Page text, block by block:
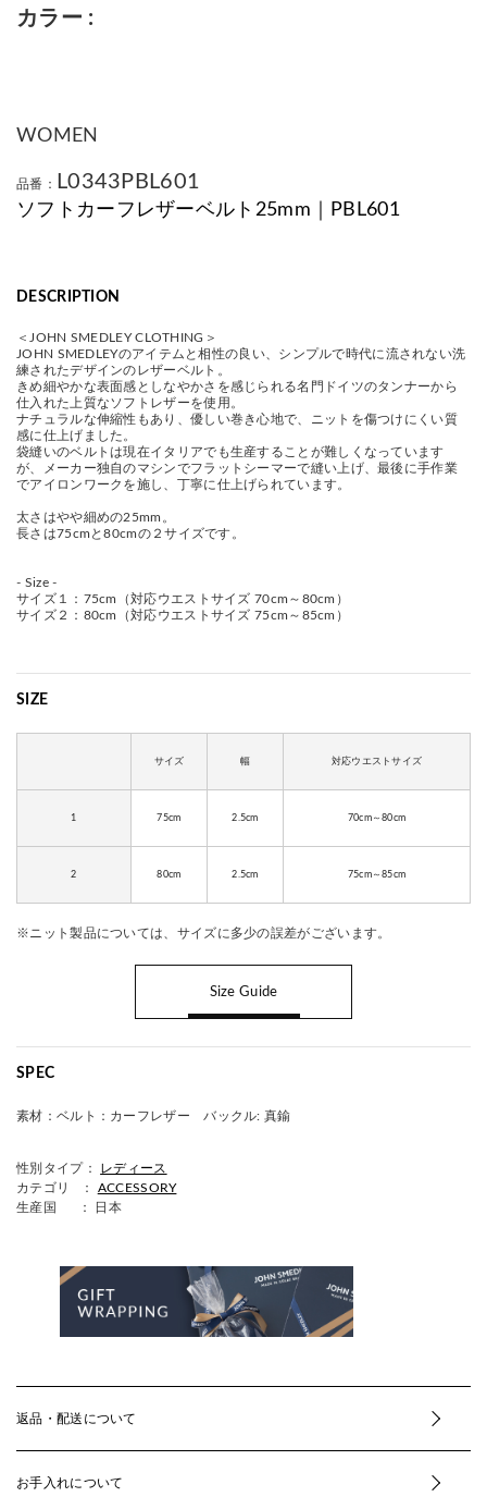
カラー
WOMEN
品番： L0343PBL601
ソフトカーフレザーベルト25mm｜PBL601
DESCRIPTION
＜JOHN SMEDLEY CLOTHING＞
JOHN SMEDLEYのアイテムと相性の良い、シンプルで時代に流されない洗
練されたデザインのレザーベルト。
きめ細やかな表面感としなやかさを感じられる名門ドイツのタンナーから
仕入れた上質なソフトレザーを使用。
ナチュラルな伸縮性もあり、優しい巻き心地で、ニットを傷つけにくい質
感に仕上げました。
袋縫いのベルトは現在イタリアでも生産することが難しくなっています
が、メーカー独自のマシンでフラットシーマーで縫い上げ、最後に手作業
でアイロンワークを施し、丁寧に仕上げられています。
太さはやや細めの25mm。
長さは75cmと80cmの２サイズです。
- Size -
サイズ１：75cm（対応ウエストサイズ 70cm～80cm）
サイズ２：80cm（対応ウエストサイズ 75cm～85cm）
SIZE
サイズ 幅 対応ウエストサイズ
1 75cm 2.5cm 70cm～80cm
2 80cm 2.5cm 75cm～85cm
※ニット製品については、サイズに多少の誤差がございます。
Size Guide
SPEC
素材： ベルト：カーフレザー バックル: 真鍮
性別タイプ： レディース
カテゴリ ： ACCESSORY
生産国
： 日本
返品・配送について
お手入れについて